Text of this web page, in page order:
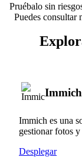
Pruébalo sin
Puedes consultar
Immich
Immich es una
gestionar fotos
Desplegar